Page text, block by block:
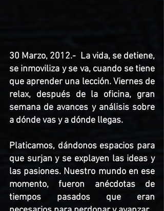
30 Marzo, 2012.-  La vida, se detiene,
se inmoviliza y se va, cuando se tiene
que aprender una lección. Viernes de
relax, después de la oficina, gran
semana de avances y análisis sobre
a dónde vas y a dónde llegas.
Platicamos, dándonos espacios para
que surjan y se explayen las ideas y
las pasiones. Nuestro mundo en ese
momento, fueron anécdotas de
tiempos pasados que eran